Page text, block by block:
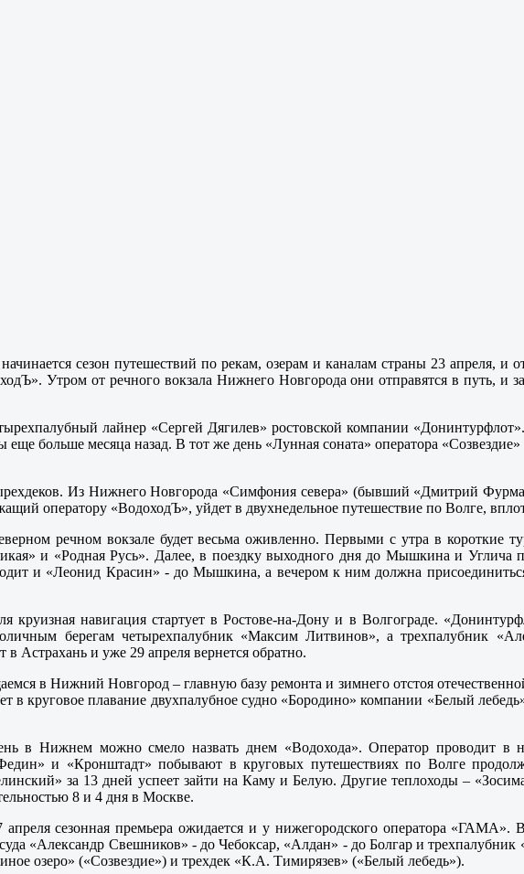
сезон путешествий по рекам, озерам и каналам страны 23 апреля, и
Утром от речного вокзала Нижнего Новгорода они отправятся в путь, и
лайнер «Сергей Дягилев» ростовской компании
еще больше месяца назад. В тот же день «Лунная соната» оператора
Из Нижнего Новгорода «Симфония севера» (бывший «Дмитрий
оператору «ВодоходЪ», уйдет в двухнедельное путешествие по Волге,
речном вокзале будет весьма оживленно. Первыми с утра в короткие
и «Родная Русь». Далее, в поездку выходного дня до Мышкина и Углича
и «Леонид Красин» - до Мышкина, а вечером к ним должна
круизная навигация стартует в Ростове-на-Дону и в Волгограде.
берегам четырехпалубник «Максим Литвинов», а трехпалубник
в Астрахань и уже 29 апреля вернется обратно.
в Нижний Новгород – главную базу ремонта и зимнего отстоя
в круговое плавание двухпалубное судно «Бородино» компании «Белый
в Нижнем можно смело назвать днем «Водохода». Оператор проводит в
и «Кронштадт» побывают в круговых путешествиях по Волге
за 13 дней успеет зайти на Каму и Белую. Другие теплоходы –
8 и 4 дня в Москве.
апреля сезонная премьера ожидается и у нижегородского оператора
«Александр Свешников» - до Чебоксар, «Алдан» - до Болгар и
озеро» («Созвездие») и трехдек «К.А. Тимирязев» («Белый лебедь»).